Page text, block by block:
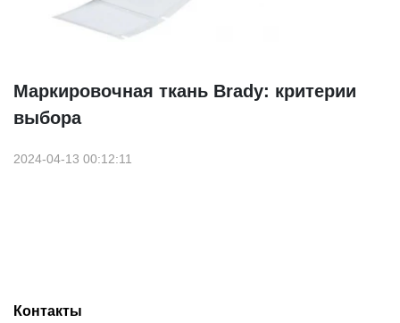
Маркировочная ткань Brady: критерии
выбора
2024-04-13 00:12:11
Контакты